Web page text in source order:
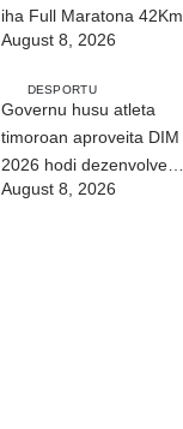
iha Full Maratona 42Km
August 8, 2026
DESPORTU
Governu husu atleta
timoroan aproveita DIM
2026 hodi dezenvolve
kapasidade
August 8, 2026